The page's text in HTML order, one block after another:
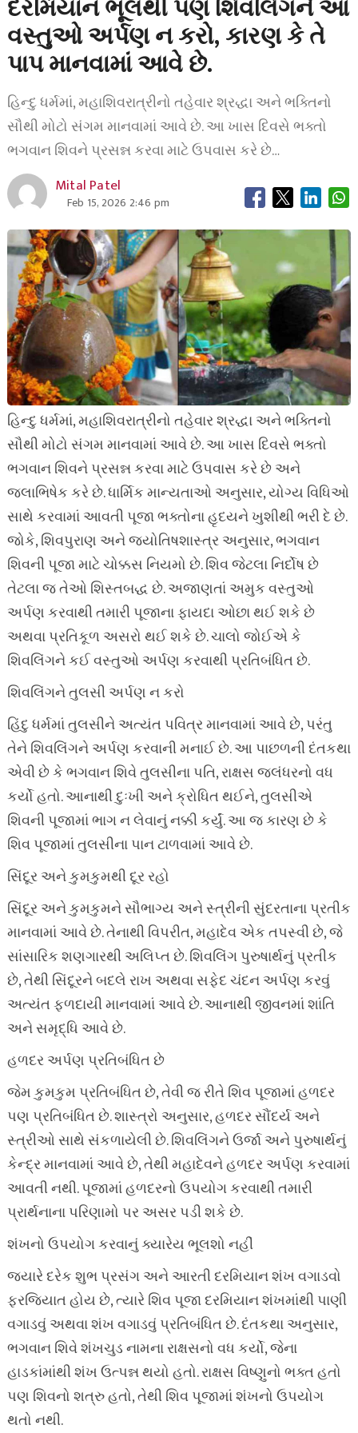
દરમિયાન ભૂલથી પણ શિવલિંગને આ
વસ્તુઓ અર્પણ ન કરો, કારણ કે તે
પાપ માનવામાં આવે છે.
હિન્દુ ધર્મમાં, મહાશિવરાત્રીનો તહેવાર શ્રદ્ધા અને ભક્તિનો
સૌથી મોટો સંગમ માનવામાં આવે છે. આ ખાસ દિવસે ભક્તો
ભગવાન શિવને પ્રસન્ન કરવા માટે ઉપવાસ કરે છે…
Mital Patel
Feb 15, 2026 2:46 pm
હિન્દુ ધર્મમાં, મહાશિવરાત્રીનો તહેવાર શ્રદ્ધા અને ભક્તિનો
સૌથી મોટો સંગમ માનવામાં આવે છે. આ ખાસ દિવસે ભક્તો
ભગવાન શિવને પ્રસન્ન કરવા માટે ઉપવાસ કરે છે અને
જલાભિષેક કરે છે. ધાર્મિક માન્યતાઓ અનુસાર, યોગ્ય વિધિઓ
સાથે કરવામાં આવતી પૂજા ભક્તોના હૃદયને ખુશીથી ભરી દે છે.
જોકે, શિવપુરાણ અને જ્યોતિષશાસ્ત્ર અનુસાર, ભગવાન
શિવની પૂજા માટે ચોક્કસ નિયમો છે. શિવ જેટલા નિર્દોષ છે
તેટલા જ તેઓ શિસ્તબદ્ધ છે. અજાણતાં અમુક વસ્તુઓ
અર્પણ કરવાથી તમારી પૂજાના ફાયદા ઓછા થઈ શકે છે
અથવા પ્રતિકૂળ અસરો થઈ શકે છે. ચાલો જોઈએ કે
શિવલિંગને કઈ વસ્તુઓ અર્પણ કરવાથી પ્રતિબંધિત છે.
શિવલિંગને તુલસી અર્પણ ન કરો
હિંદુ ધર્મમાં તુલસીને અત્યંત પવિત્ર માનવામાં આવે છે, પરંતુ
તેને શિવલિંગને અર્પણ કરવાની મનાઈ છે. આ પાછળની દંતકથા
એવી છે કે ભગવાન શિવે તુલસીના પતિ, રાક્ષસ જલંધરનો વધ
કર્યો હતો. આનાથી દુઃખી અને ક્રોધિત થઈને, તુલસીએ
શિવની પૂજામાં ભાગ ન લેવાનું નક્કી કર્યું. આ જ કારણ છે કે
શિવ પૂજામાં તુલસીના પાન ટાળવામાં આવે છે.
સિંદૂર અને કુમકુમથી દૂર રહો
સિંદૂર અને કુમકુમને સૌભાગ્ય અને સ્ત્રીની સુંદરતાના પ્રતીક
માનવામાં આવે છે. તેનાથી વિપરીત, મહાદેવ એક તપસ્વી છે, જે
સાંસારિક શણગારથી અલિપ્ત છે. શિવલિંગ પુરુષાર્થનું પ્રતીક
છે, તેથી સિંદૂરને બદલે રાખ અથવા સફેદ ચંદન અર્પણ કરવું
અત્યંત ફળદાયી માનવામાં આવે છે. આનાથી જીવનમાં શાંતિ
અને સમૃદ્ધિ આવે છે.
હળદર અર્પણ પ્રતિબંધિત છે
જેમ કુમકુમ પ્રતિબંધિત છે, તેવી જ રીતે શિવ પૂજામાં હળદર
પણ પ્રતિબંધિત છે. શાસ્ત્રો અનુસાર, હળદર સૌંદર્ય અને
સ્ત્રીઓ સાથે સંકળાયેલી છે. શિવલિંગને ઉર્જા અને પુરુષાર્થનું
કેન્દ્ર માનવામાં આવે છે, તેથી મહાદેવને હળદર અર્પણ કરવામાં
આવતી નથી. પૂજામાં હળદરનો ઉપયોગ કરવાથી તમારી
પ્રાર્થનાના પરિણામો પર અસર પડી શકે છે.
શંખનો ઉપયોગ કરવાનું ક્યારેય ભૂલશો નહીં
જ્યારે દરેક શુભ પ્રસંગ અને આરતી દરમિયાન શંખ વગાડવો
ફરજિયાત હોય છે, ત્યારે શિવ પૂજા દરમિયાન શંખમાંથી પાણી
વગાડવું અથવા શંખ વગાડવું પ્રતિબંધિત છે. દંતકથા અનુસાર,
ભગવાન શિવે શંખચુડ નામના રાક્ષસનો વધ કર્યો, જેના
હાડકાંમાંથી શંખ ઉત્પન્ન થયો હતો. રાક્ષસ વિષ્ણુનો ભક્ત હતો
પણ શિવનો શત્રુ હતો, તેથી શિવ પૂજામાં શંખનો ઉપયોગ
થતો નથી.